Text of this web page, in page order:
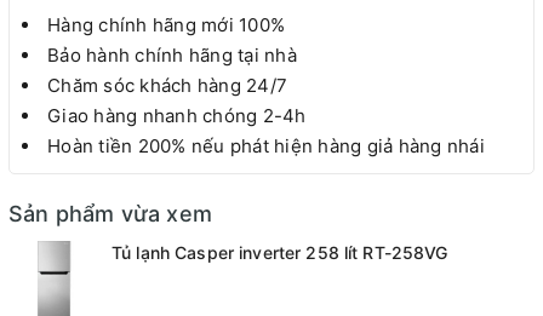
Hàng chính hãng mới 100%
Bảo hành chính hãng tại nhà
Chăm sóc khách hàng 24/7
Giao hàng nhanh chóng 2-4h
Hoàn tiền 200% nếu phát hiện hàng giả hàng nhái
Sản phẩm vừa xem
Tủ lạnh Casper inverter 258 lít RT-258VG